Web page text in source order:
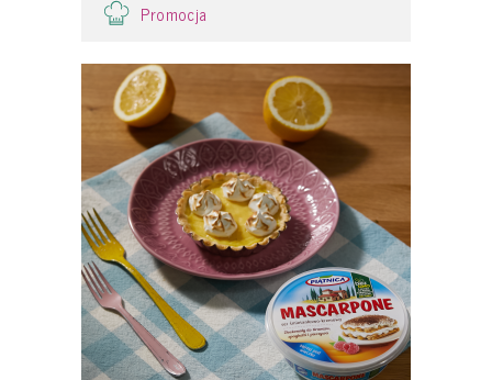
Promocja